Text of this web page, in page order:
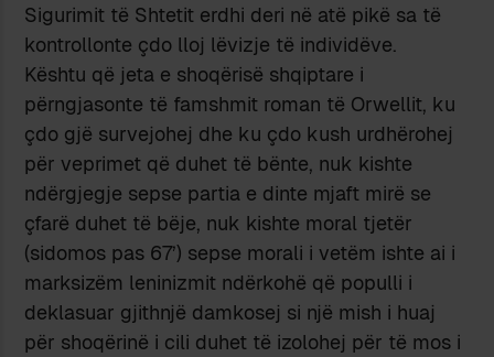
Sigurimit të Shtetit erdhi deri në atë pikë sa të
kontrollonte çdo lloj lëvizje të individëve.
Kështu që jeta e shoqërisë shqiptare i
përngjasonte të famshmit roman të Orwellit, ku
çdo gjë survejohej dhe ku çdo kush urdhërohej
për veprimet që duhet të bënte, nuk kishte
ndërgjegje sepse partia e dinte mjaft mirë se
çfarë duhet të bëje, nuk kishte moral tjetër
(sidomos pas 67’) sepse morali i vetëm ishte ai i
marksizëm leninizmit ndërkohë që populli i
deklasuar gjithnjë damkosej si një mish i huaj
për shoqërinë i cili duhet të izolohej për të mos i